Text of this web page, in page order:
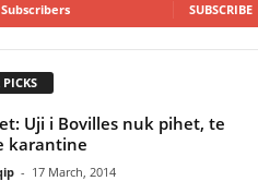
Subscribers SUBSCRIBE
Uji i Bovilles nuk pihet, te
karantine
- 17 March, 2014